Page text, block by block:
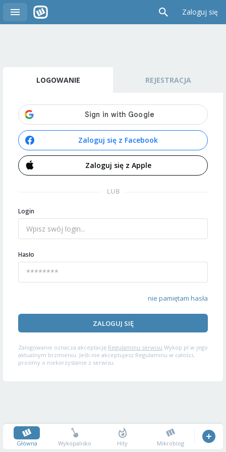
Zaloguj się
LOGOWANIE REJESTRACJA
Zaloguj się z Facebook
Zaloguj się z Apple
LUB
Login
Hasło
nie pamiętam hasła
ZALOGUJ SIĘ
Zalogowanie oznacza akceptację Regulaminu serwisu Wykop.pl w jego
aktualnym brzmieniu. Jeśli nie akceptujesz Regulaminu w całości,
prosimy o niekorzystanie z serwisu.
Główna Wykopalisko Hity Mikroblog